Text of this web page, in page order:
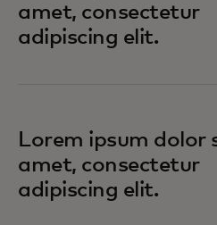
amet, consectetur
adipiscing elit.
Lorem ipsum dolor
amet, consectetur
adipiscing elit.